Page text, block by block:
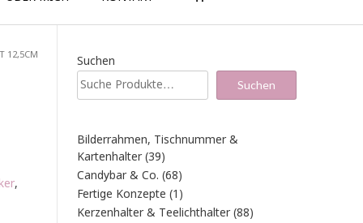
12,5CM
,
Suchen
Suchen
Bilderrahmen, Tischnummer &
Kartenhalter 3939
Produkte
Candybar & Co. 6868
Produkte
Fertige Konzepte 1 1
Produkt
Kerzenhalter & Teelichthalter 8888